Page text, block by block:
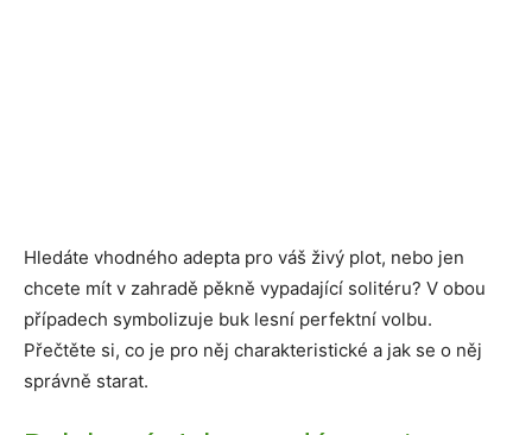
Hledáte vhodného adepta pro váš živý plot, nebo jen
chcete mít v zahradě pěkně vypadající solitéru? V obou
případech symbolizuje buk lesní perfektní volbu.
Přečtěte si, co je pro něj charakteristické a jak se o něj
správně starat.